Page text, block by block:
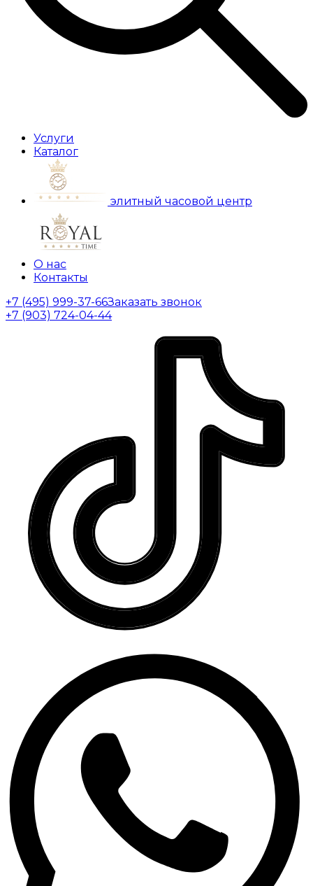
Услуги
Каталог
элитный часовой центр
О нас
Контакты
+7 (495) 999-37-66Заказать звонок
+7 (903) 724-04-44